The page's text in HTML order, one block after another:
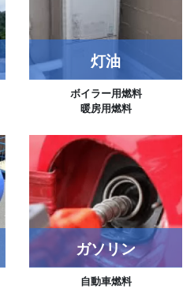
灯油
ボイラー用燃料
暖房用燃料
ガソリン
自動車燃料